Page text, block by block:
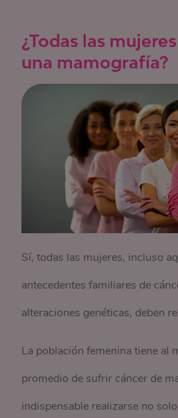
¿Todas las
una mamografía?
Sí, todas las mujeres, incluso
antecedentes familiares de
alteraciones genéticas, deben
La población femenina tiene al
promedio de sufrir cáncer de
indispensable realizarse no